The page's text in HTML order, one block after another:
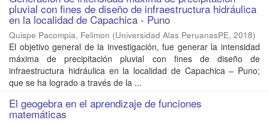
pluvial con fines de diseño de infraestructura hidráulica
en la localidad de Capachica - Puno
Quispe Pacompia, Felimon (Universidad Alas PeruanasPE, 2018)
El objetivo general de la investigación, fue generar la intensidad
máxima de precipitación pluvial con fines de diseño de
infraestructura hidráulica en la localidad de Capachica – Puno;
que se ha logrado a través de la ...
El geogebra en el aprendizaje de funciones
matemáticas